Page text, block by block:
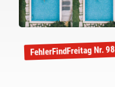
FehlerFindFreitag Nr. 98